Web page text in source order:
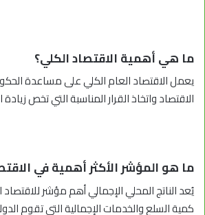
ما هي أهمية الاقتصاد الكلي؟
يعمل الاقتصاد العام الكلي على مساعدة
الاقتصاد واتخاذ القرار المناسبة التي تخص زيادة
ما هو المؤشر الأكثر أهمية في
يُعد الناتج المحلي الإجمالي أهم مؤشر للاقتصاد
كمية السلع والخدمات الإجمالية التي تقوم